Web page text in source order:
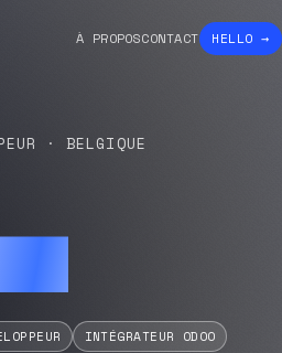
À PROPOSCONTACT HELLO →
· BELGIQUE
INTÉGRATEUR ODOO